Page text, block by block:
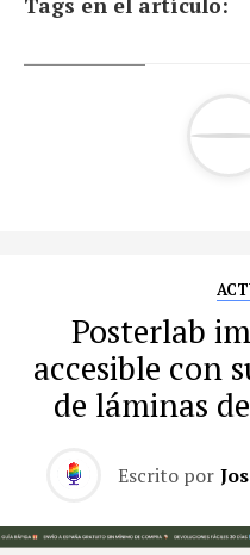
Tags en el artículo:
Posterlab
accesible con
de láminas
Escrito por